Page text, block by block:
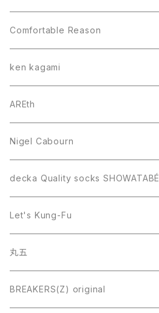
Comfortable Reason
ken kagami
AREth
Nigel Cabourn
decka Quality socks SHOWATABÉ
Let's Kung-Fu
丸五
BREAKERS(Z) original